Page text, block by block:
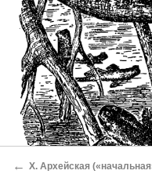
←